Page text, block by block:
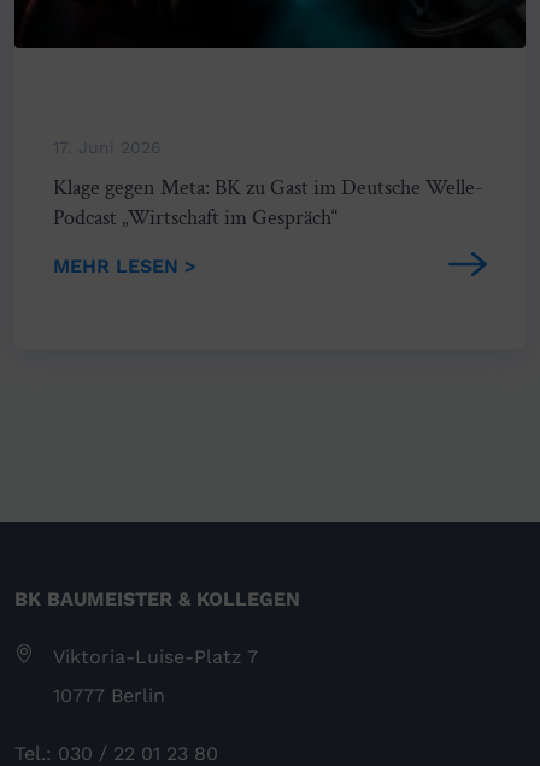
17. Juni 2026
Klage gegen Meta: BK zu Gast im Deutsche Welle-
Podcast „Wirtschaft im Gespräch“
MEHR LESEN >
BK BAUMEISTER & KOLLEGEN
Viktoria-Luise-Platz 7
10777 Berlin
Tel.: 030 / 22 01 23 80